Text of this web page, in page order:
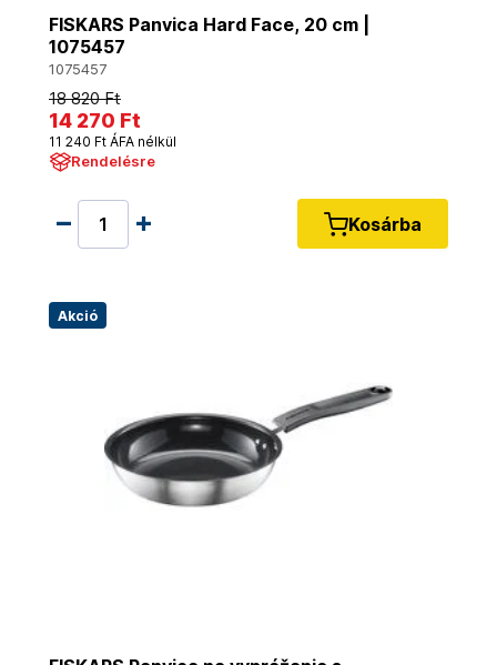
FISKARS Panvica Hard Face, 20 cm |
1075457
1075457
18 820 Ft
14 270 Ft
11 240 Ft ÁFA nélkül
Rendelésre
Kosárba
Akció